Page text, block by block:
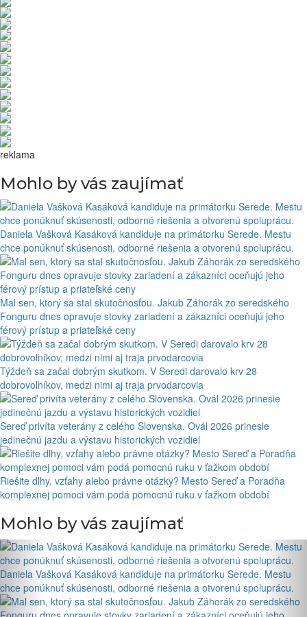
reklama
Mohlo by vás zaujímať
Daniela Vašková Kasáková kandiduje na primátorku Serede. Mestu
chce ponúknuť skúsenosti, odborné riešenia a otvorenú spoluprácu.
Mal sen, ktorý sa stal skutočnosťou. Jakub Záhorák zo seredského
Fonguru dnes opravuje stovky zariadení a zákazníci oceňujú jeho
férový prístup a priateľské ceny
Týždeň sa začal dobrým skutkom. V Seredi darovalo krv 28
dobrovoľníkov, medzi nimi aj traja prvodarcovia
Sereď privíta veterány z celého Slovenska. Ovál 2026 prinesie
jedinečnú jazdu a výstavu historických vozidiel
Riešite dlhy, vzťahy alebo právne otázky? Mesto Sereď a Poradňa
komplexnej pomoci vám podá pomocnú ruku v ťažkom období
Mohlo by vás zaujímať
Daniela Vašková Kasáková kandiduje na primátorku Serede. Mestu
chce ponúknuť skúsenosti, odborné riešenia a otvorenú spoluprácu.